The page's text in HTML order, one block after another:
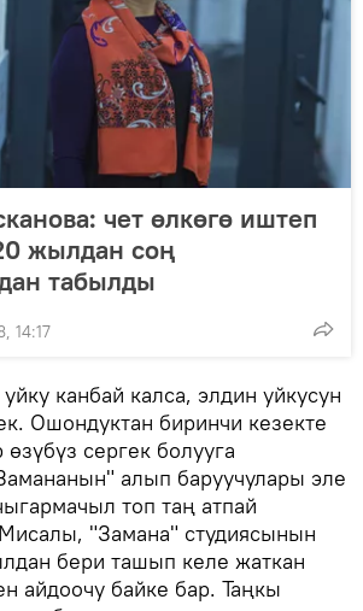
чет өлкөгө иштеп
жылдан соң
табылды
14:17
канбай калса, элдин уйкусун
Ошондуктан биринчи кезекте
сергек болууга
алып баруучулары эле
топ таң атпай
"Замана" студиясынын
бери ташып келе жаткан
айдоочу байке бар. Таңкы